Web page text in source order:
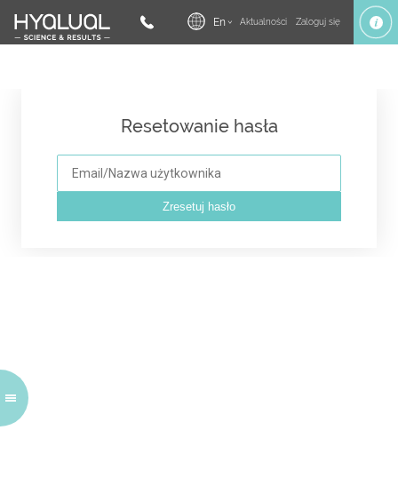
Aktualności Zaloguj się
En
Resetowanie hasła
Zresetuj hasło